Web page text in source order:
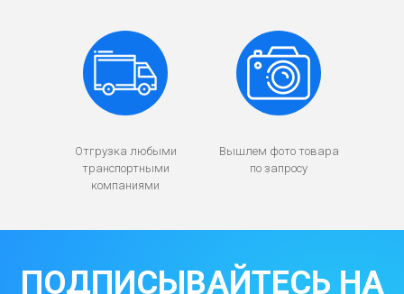
Отгрузка любыми
транспортными
компаниями
Вышлем фото товара
по запросу
ПОДПИСЫВАЙТЕСЬ НА